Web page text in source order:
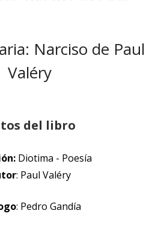
Narciso de Paul
Valéry
del libro
Diotima - Poesía
: Paul Valéry
: Pedro Gandía